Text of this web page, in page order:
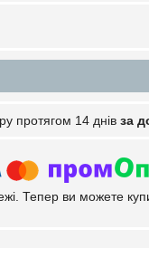
протягом 14 днів за
Тепер ви можете